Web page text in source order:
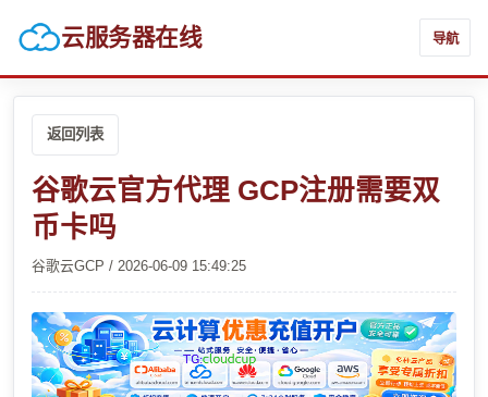
云服务器在线 导航
返回列表
谷歌云官方代理 GCP注册需要双
币卡吗
谷歌云GCP / 2026-06-09 15:49:25